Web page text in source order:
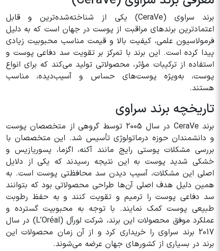
برند سراوی (CeraVe) یکی از شناخته‌شده‌ترین و قابل
اعتمادترین برندهای مراقبت از پوست در جهان است که به دلیل
فرمولاسیون علمی، کیفیت بالا و قیمت مناسب محبوبیت زیادی
پیدا کرده است. این برند با تمرکز بر تقویت سد دفاعی پوست و
استفاده از ترکیبات مؤثر، محصولاتی تولید می‌کند که برای انواع
پوست، به‌ویژه پوست‌های حساس و آسیب‌دیده، مناسب
هستند.
تاریخچه برند سراوی
برند CeraVe در سال 2005 توسط گروهی از متخصصان پوست
و دانشمندان حوزه درماتولوژی تأسیس شد. این متخصصان با
بررسی مشکلات پوستی رایج مانند آکنه، اگزما، پسوریازیس و
خشکی شدید پوست به این نتیجه رسیدند که یکی از دلایل
اصلی این مشکلات، آسیب دیدن سد محافظتی پوست است. به
همین دلیل هدف اصلی آن‌ها طراحی محصولاتی بود که بتوانند
سد دفاعی پوست را ترمیم و تقویت کنند و به حفظ رطوبت
طبیعی پوست کمک نمایند. با توجه به محبوبیت گسترده و
عملکرد موفق محصولات این برند، شرکت لورآل (L’Oréal) در سال
2017 برند سراوی را خریداری کرد و از آن زمان محصولات این
برند در بسیاری از کشورهای جهان عرضه می‌شوند.